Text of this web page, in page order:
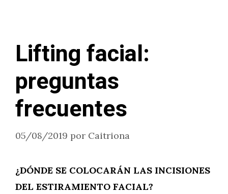
Lifting facial:
preguntas
frecuentes
05/08/2019 por Caitriona
¿DÓNDE SE COLOCARÁN LAS INCISIONES
DEL ESTIRAMIENTO FACIAL?